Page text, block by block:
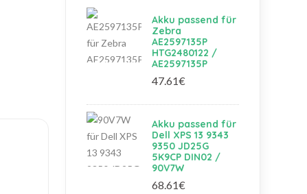
Akku passend für
Zebra
AE2597135P
HTG2480122 /
AE2597135P
47.61€
Akku passend für
Dell XPS 13 9343
9350 JD25G
5K9CP DIN02 /
90V7W
68.61€